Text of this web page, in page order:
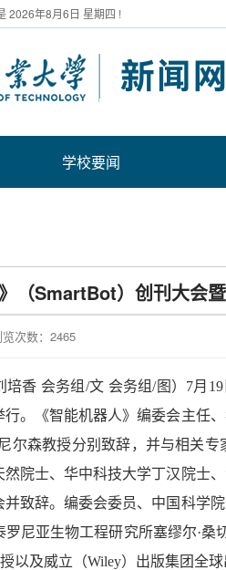
2026年8月6日 星期四 !
学校要闻
（SmartBot）创刊大会
次数： 2465
培香 会务组/文 会务组/图）7月
。《智能机器人》编委会主任
尔森教授分别致辞，并与相关
然院士、华中科技大学丁汉院士
并致辞。编委会委员、中国科学
尼亚生物工程研究所塞缪尔·桑
以及威立（Wiley）出版集团全